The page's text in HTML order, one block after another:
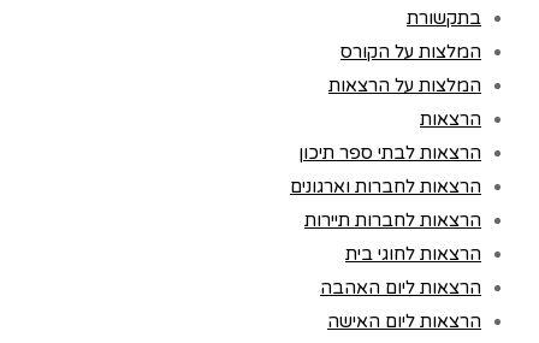
בתקשורת
המלצות על הקורס
המלצות על הרצאות
הרצאות
הרצאות לבתי ספר תיכון
הרצאות לחברות וארגונים
הרצאות לחברות תיירות
הרצאות לחוגי בית
הרצאות ליום האהבה
הרצאות ליום האישה